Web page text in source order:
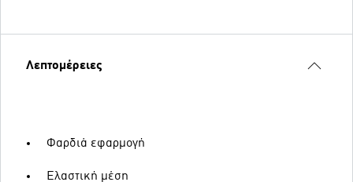
Λεπτομέρειες
Φαρδιά εφαρμογή
Ελαστική μέση